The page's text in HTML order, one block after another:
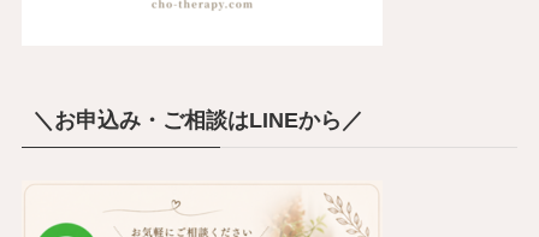
＼お申込み・ご相談はLINEから／